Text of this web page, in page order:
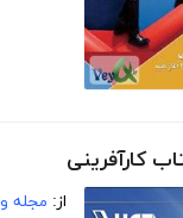
کارآفرینی
از: مجله